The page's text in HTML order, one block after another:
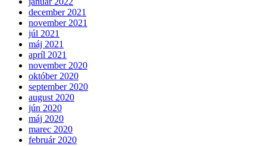
december 2021
november 2021
júl 2021
máj 2021
apríl 2021
november 2020
október 2020
september 2020
august 2020
jún 2020
máj 2020
marec 2020
február 2020